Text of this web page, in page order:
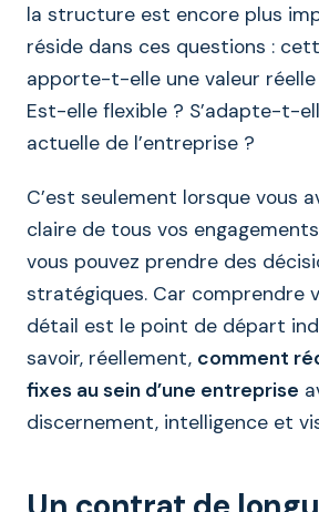
la structure est encore plus
réside dans ces questions :
apporte-t-elle une valeur réelle
Est-elle flexible ? S’adapte-t-
actuelle de l’entreprise ?
C’est seulement lorsque vous
claire de tous vos
vous pouvez prendre des
stratégiques. Car comprendre
détail est le point de départ
savoir, réellement, comment
fixes au sein d’une entreprise
discernement, intelligence et